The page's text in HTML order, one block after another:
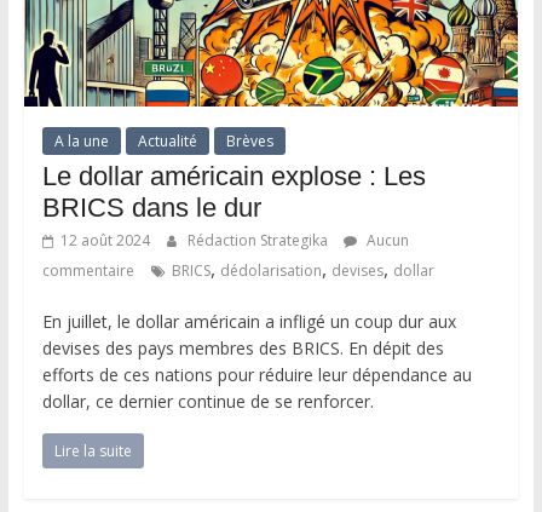
A la une Actualité Brèves
Le dollar américain explose : Les
BRICS dans le dur
12 août 2024 Rédaction Strategika
Aucun
commentaire
BRICS, dédolarisation, devises, dollar
En juillet, le dollar américain a infligé un coup dur aux
devises des pays membres des BRICS. En dépit des
efforts de ces nations pour réduire leur dépendance au
dollar, ce dernier continue de se renforcer.
Lire la suite